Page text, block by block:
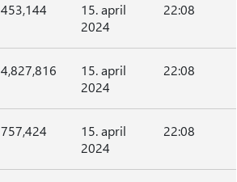
453,144
15. april
2024
22:08
4,827,816
15. april
2024
22:08
757,424
15. april
2024
22:08